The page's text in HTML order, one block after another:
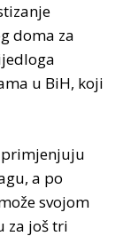
doma za
u BiH, koji
primjenjuju
a po
svojom
za još tri